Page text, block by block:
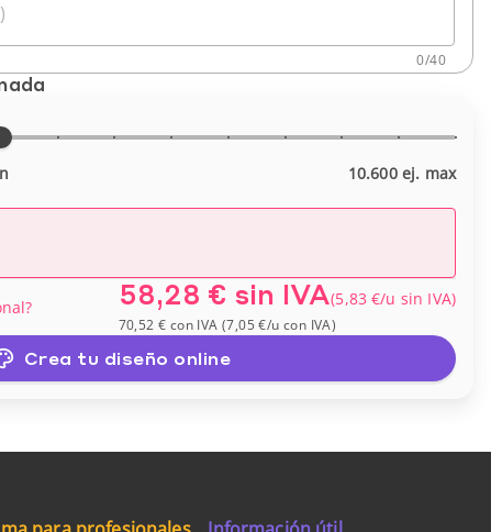
0/40
10.600 ej. max
58,28 € sin IVA(5,83 €/u sin IVA)
70,52 € con IVA (7,05 €/ucon IVA)
Crea tu diseño online